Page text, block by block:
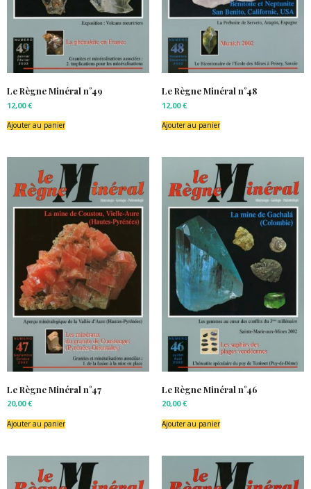
Le Règne Minéral n°49
12,00€
Ajouter au panier
Le Règne Minéral n°48
12,00€
Ajouter au panier
Le Règne Minéral n°47
20,00€
Ajouter au panier
Le Règne Minéral n°46
20,00€
Ajouter au panier